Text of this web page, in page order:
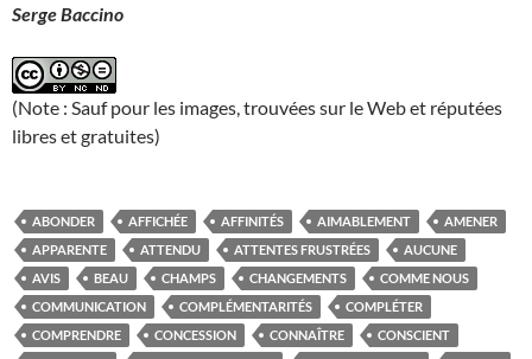
Serge Baccino
(Note : Sauf pour les images, trouvées sur le Web et réputées
libres et gratuites)
ABONDER AFFICHÉE AFFINITÉS AIMABLEMENT
AMENER
APPARENTE
ATTENDU ATTENTES FRUSTRÉES
AUCUNE
AVIS
BEAU CHAMPS CHANGEMENTS
COMME NOUS
COMMUNICATION
COMPLÉMENTARITÉS
COMPLÉTER
COMPRENDRE
CONCESSION CONNAÎTRE
CONSCIENT